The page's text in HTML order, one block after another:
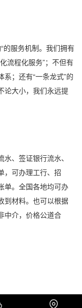
的服务机制。我们拥有
流程化服务”；不但有
；还有“一条龙式”的
论大小，我们永远提
、签证银行流水、
，可办理工行、招
单。全国各地均可办
到材料。也可以根据
中介，价格公道合